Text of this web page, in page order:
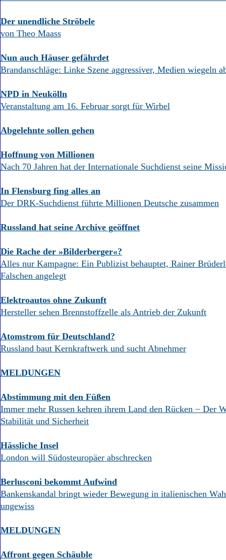
Der unendliche Ströbele
von Theo Maass
Nun auch Häuser gefährdet
Brandanschläge: Linke Szene aggressiver, Medien wiegeln
NPD in Neukölln
Veranstaltung am 16. Februar sorgt für Wirbel
Abgelehnte sollen gehen
Hoffnung von Millionen
Nach 70 Jahren hat der Internationale Suchdienst seine
In Flensburg fing alles an
Der DRK-Suchdienst führte Millionen Deutsche zusammen
Russland hat seine Archive geöffnet
Die Rache der »Bilderberger«?
Alles nur Kampagne: Ein Publizist behauptet, Rainer
Falschen angelegt
Elektroautos ohne Zukunft
Hersteller sehen Brennstoffzelle als Antrieb der Zukunft
Atomstrom für Deutschland?
Russland baut Kernkraftwerk und sucht Abnehmer
MELDUNGEN
Abstimmung mit den Füßen
Immer mehr Russen kehren ihrem Land den Rücken − Der
Stabilität und Sicherheit
Hässliche Insel
London will Südosteuropäer abschrecken
Berlusconi bekommt Aufwind
Bankenskandal bringt wieder Bewegung in italienischen
ungewiss
MELDUNGEN
Affront gegen Schäuble